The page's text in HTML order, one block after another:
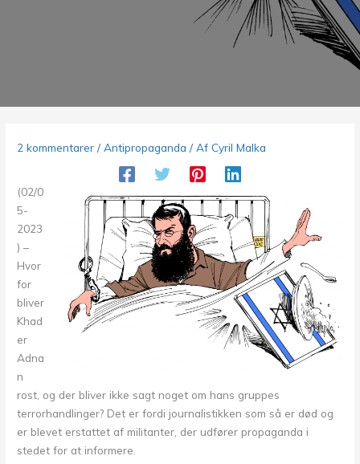
2 kommentarer /Antipropaganda / AfCyril Malka
(02/0
5-
2023
) –
Hvor
for
bliver
Khad
er
Adna
n
rost, og der bliver ikke sagt noget om hans gruppes
terrorhandlinger? Det er fordi journalistikken som så er død og
er blevet erstattet af militanter, der udfører propaganda i
stedet for at informere.